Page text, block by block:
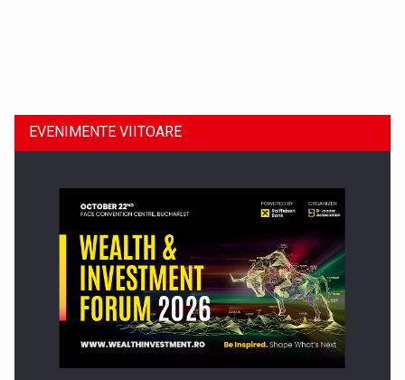
Comunicat de presa: Joburile part-time reincep sa intre pe…
EVENIMENTE VIITOARE